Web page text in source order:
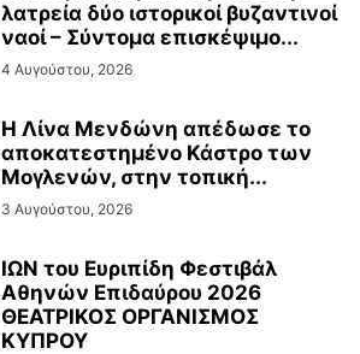
λατρεία δύο ιστορικοί βυζαντινοί
ναοί – Σύντομα επισκέψιμο...
4 Αυγούστου, 2026
Η Λίνα Μενδώνη απέδωσε το
αποκατεστημένο Κάστρο των
Μογλενών, στην τοπική...
3 Αυγούστου, 2026
ΙΩΝ του Ευριπίδη Φεστιβάλ
Αθηνών Επιδαύρου 2026
ΘΕΑΤΡΙΚΟΣ ΟΡΓΑΝΙΣΜΟΣ
ΚΥΠΡΟΥ